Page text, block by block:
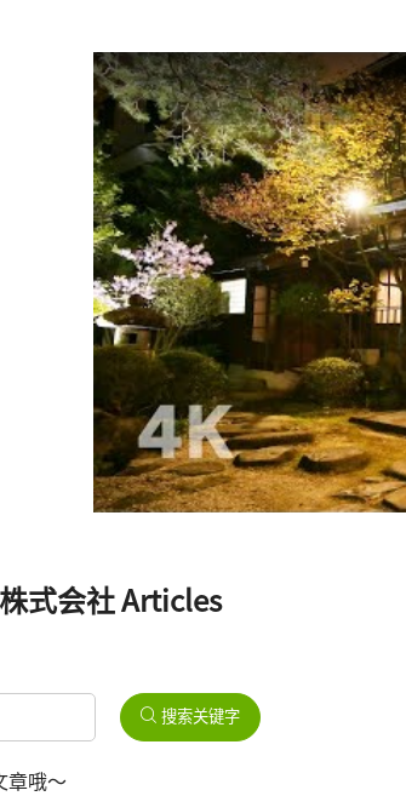
式会社 Articles
搜索关键字
章哦～